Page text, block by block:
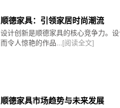
顺德家具：引领家居时尚潮流
设计创新是顺德家具的核心竞争力。
而令人惊艳的作品... [阅读全文]
顺德家具市场趋势与未来发展